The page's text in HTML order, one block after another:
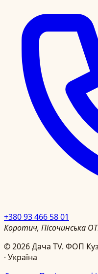
+380 93 466 58 01
Коротич, Пісочинська
©2026Дача TV. ФОП
· Україна